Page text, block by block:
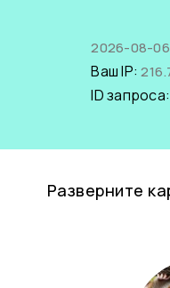
2026-08-
Ваш IP:
ID
Разверните